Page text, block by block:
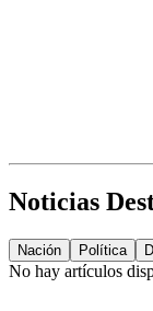
Noticias
Nación Política
No hay artículos